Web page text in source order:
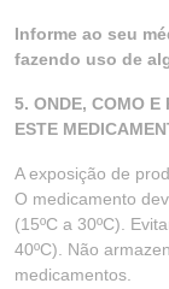
Informe ao seu
fazendo uso de
5. ONDE, COMO E
ESTE
A exposição de
O medicamento
(15ºC a 30ºC).
40ºC). Não
medicamentos.